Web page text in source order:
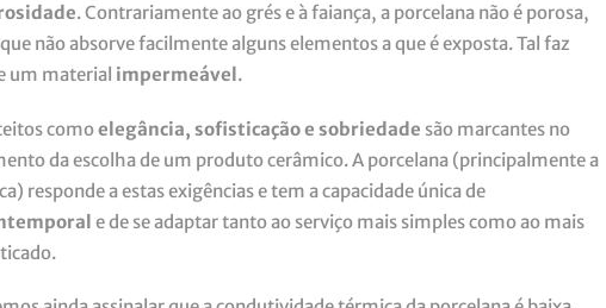
. Contrariamente ao grés e à faiança, a porcelana não é porosa,
não absorve facilmente alguns elementos a que é exposta. Tal faz
um material impermeável .
comoelegância, sofisticação e sobriedade são marcantes no
da escolha de um produto cerâmico. A porcelana (principalmente a
responde a estas exigências e tem a capacidade única de
e de se adaptar tanto ao serviço mais simples como ao mais